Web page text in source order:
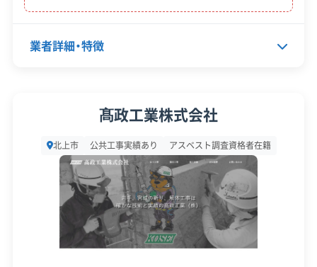
安全対
ク管理
違反歴なし 現場清掃
建設リサイクル届
近隣挨拶
業者詳細・特徴
1
設立日 2014年
資本金 500万円
電話番号 0197-72-5030
髙政工業株式会社
北上市 公共工事実績あり アスベスト調査資格者在籍